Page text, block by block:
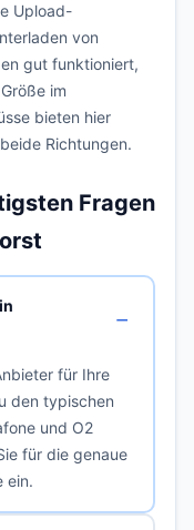
Upload-
von
gut funktioniert,
im
bieten hier
Richtungen.
Fragen
für Ihre
den typischen
und O2
für die genaue
ein.